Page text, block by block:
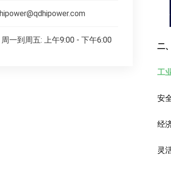
二
工
安
经
灵
hipower@qdhipower.com
周一到周五: 上午9:00 - 下午6:00